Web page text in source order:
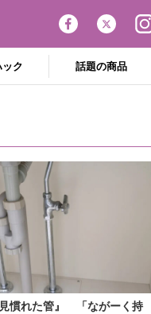
ック 話題の商品
慣れた管』 「ながーく持